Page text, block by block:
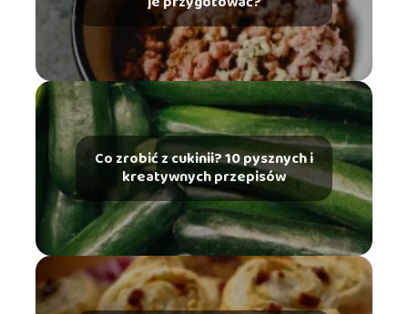
Co zrobić z cukinii? 10 pysznych i
kreatywnych przepisów